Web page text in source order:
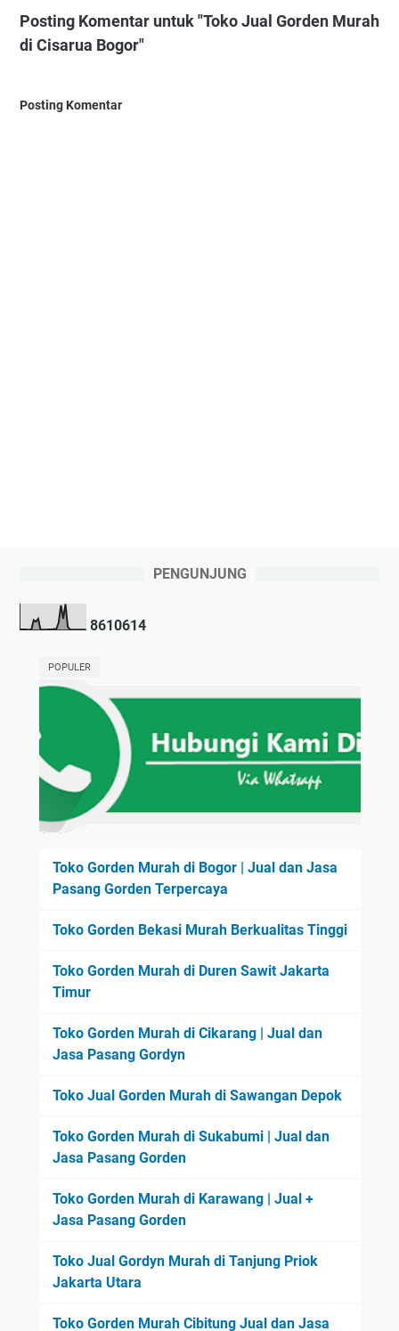
Posting Komentar untuk "Toko Jual Gorden Murah
di Cisarua Bogor"
Posting Komentar
PENGUNJUNG
8610614
POPULER
Toko Gorden Murah di Bogor | Jual dan Jasa
Pasang Gorden Terpercaya
Toko Gorden Bekasi Murah Berkualitas Tinggi
Toko Gorden Murah di Duren Sawit Jakarta
Timur
Toko Gorden Murah di Cikarang | Jual dan
Jasa Pasang Gordyn
Toko Jual Gorden Murah di Sawangan Depok
Toko Gorden Murah di Sukabumi | Jual dan
Jasa Pasang Gorden
Toko Gorden Murah di Karawang | Jual +
Jasa Pasang Gorden
Toko Jual Gordyn Murah di Tanjung Priok
Jakarta Utara
Toko Gorden Murah Cibitung Jual dan Jasa